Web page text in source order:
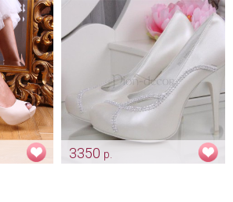
Арт: obv_0131
3350 р.